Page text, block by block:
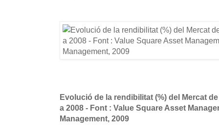
Evolució de la rendibilitat (%) del Mercat
a 2008 - Font : Value Square Asset
Management, 2009